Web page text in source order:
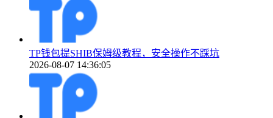
TP钱包提SHIB保姆级教程，安全操作不踩坑
2026-08-07 14:36:05